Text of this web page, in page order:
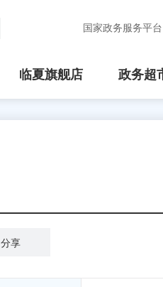
国家政务服务平台
临夏旗舰店 政务超
分享